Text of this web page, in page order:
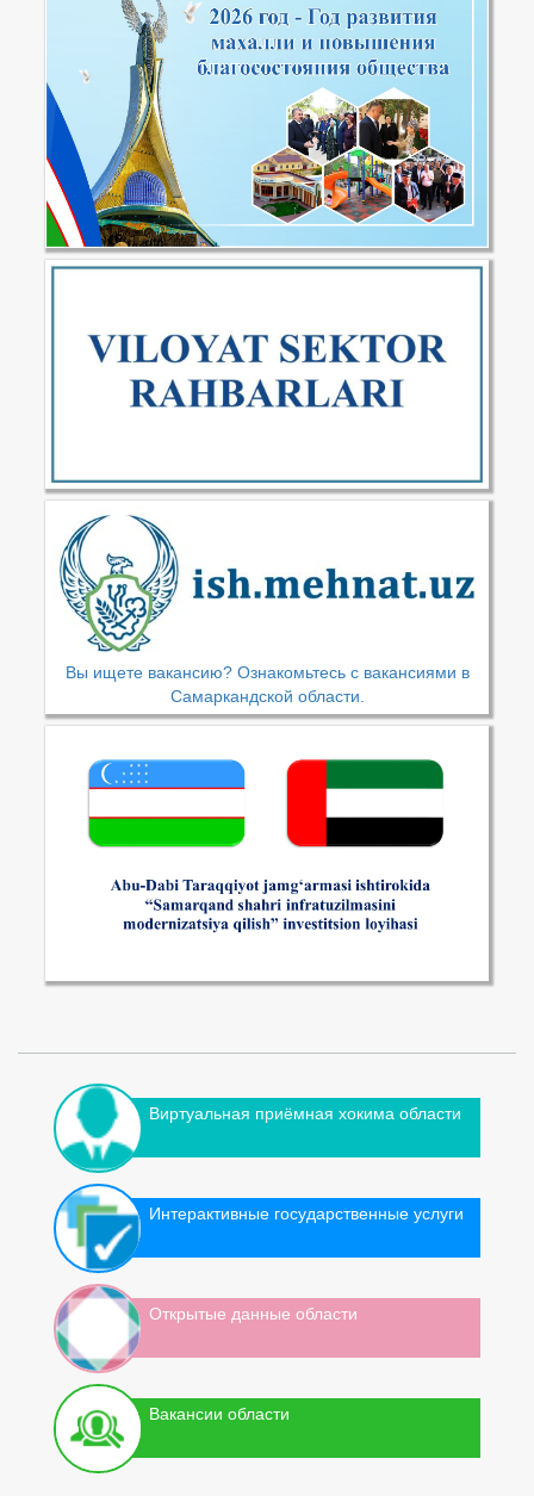
Вы ищете вакансию? Ознакомьтесь с вакансиями в
Самаркандской области.
Виртуальная приёмная хокима области
Интерактивные государственные услуги
Открытые данные области
Вакансии области